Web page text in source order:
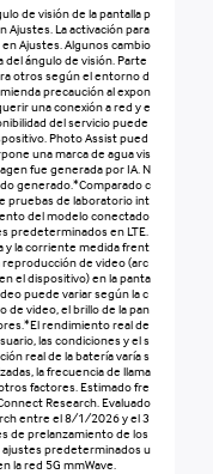
de visión de la pantalla p
Ajustes. La activación para
Ajustes. Algunos cambio
del ángulo de visión. Parte
otros según el entorno d
precaución al expon
una conexión a red y e
del servicio puede
Photo Assist pued
una marca de agua vis
fue generada por IA. N
generado.*Comparado c
pruebas de laboratorio int
del modelo conectado
predeterminados en LTE.
y la corriente medida frent
de video (arc
el dispositivo) en la panta
puede variar según la c
de video, el brillo de la pan
rendimiento real de
las condiciones y el s
real de la batería varía s
la frecuencia de llama
factores. Estimado fre
Research. Evaluado
entre el 8/1/2026 y el 3
de prelanzamiento de los
ajustes predeterminados u
la red 5G mmWave.